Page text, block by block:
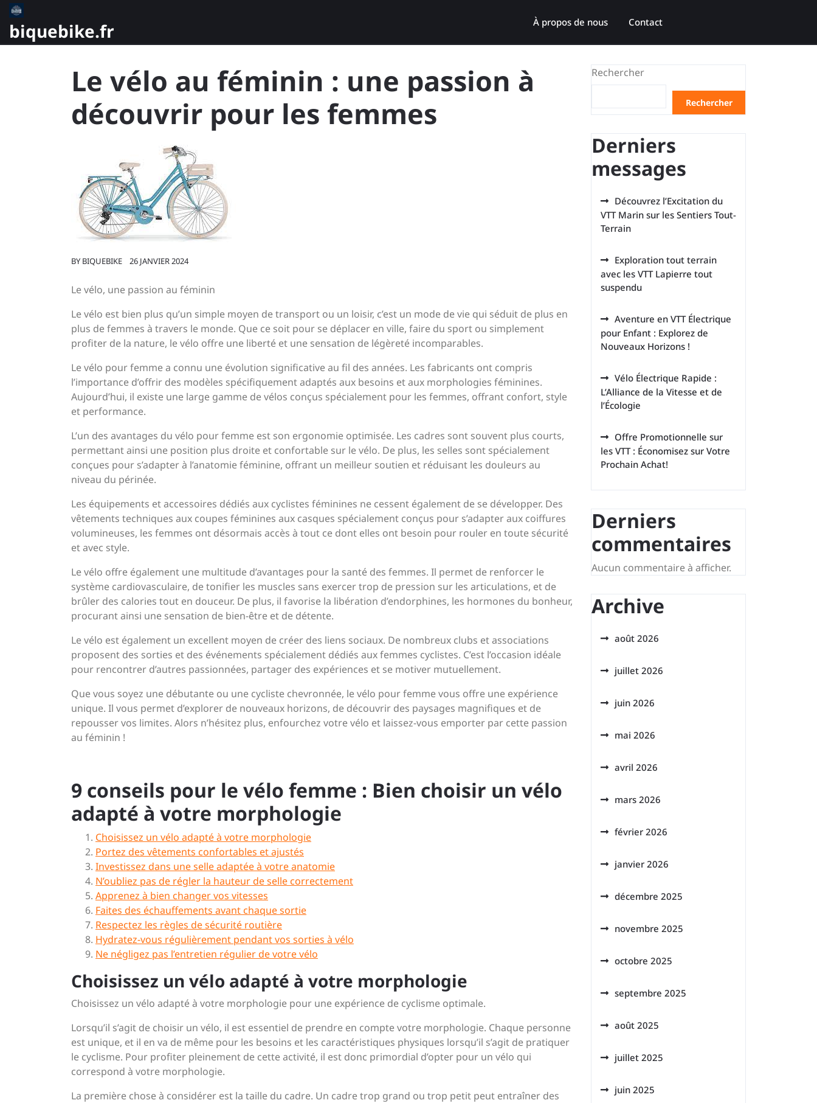
Skip
content
biquebike.fr À propos de nous Contact
Le vélo au féminin : une passion à
découvrir pour les femmes
BY BIQUEBIKE 26 JANVIER 2024
Le vélo, une passion au féminin
Le vélo est bien plus qu’un simple moyen de transport ou un loisir, c’est un mode de vie qui séduit de plus en
plus de femmes à travers le monde. Que ce soit pour se déplacer en ville, faire du sport ou simplement
profiter de la nature, le vélo offre une liberté et une sensation de légèreté incomparables.
Le vélo pour femme a connu une évolution significative au fil des années. Les fabricants ont compris
l’importance d’offrir des modèles spécifiquement adaptés aux besoins et aux morphologies féminines.
Aujourd’hui, il existe une large gamme de vélos conçus spécialement pour les femmes, offrant confort, style
et performance.
L’un des avantages du vélo pour femme est son ergonomie optimisée. Les cadres sont souvent plus courts,
permettant ainsi une position plus droite et confortable sur le vélo. De plus, les selles sont spécialement
conçues pour s’adapter à l’anatomie féminine, offrant un meilleur soutien et réduisant les douleurs au
niveau du périnée.
Les équipements et accessoires dédiés aux cyclistes féminines ne cessent également de se développer. Des
vêtements techniques aux coupes féminines aux casques spécialement conçus pour s’adapter aux coiffures
volumineuses, les femmes ont désormais accès à tout ce dont elles ont besoin pour rouler en toute sécurité
et avec style.
Le vélo offre également une multitude d’avantages pour la santé des femmes. Il permet de renforcer le
système cardiovasculaire, de tonifier les muscles sans exercer trop de pression sur les articulations, et de
brûler des calories tout en douceur. De plus, il favorise la libération d’endorphines, les hormones du bonheur,
procurant ainsi une sensation de bien-être et de détente.
Le vélo est également un excellent moyen de créer des liens sociaux. De nombreux clubs et associations
proposent des sorties et des événements spécialement dédiés aux femmes cyclistes. C’est l’occasion idéale
pour rencontrer d’autres passionnées, partager des expériences et se motiver mutuellement.
Que vous soyez une débutante ou une cycliste chevronnée, le vélo pour femme vous offre une expérience
unique. Il vous permet d’explorer de nouveaux horizons, de découvrir des paysages magnifiques et de
repousser vos limites. Alors n’hésitez plus, enfourchez votre vélo et laissez-vous emporter par cette passion
au féminin !
9 conseils pour le vélo femme : Bien choisir un vélo
adapté à votre morphologie
Choisissez un vélo adapté à votre morphologie
Portez des vêtements confortables et ajustés
Investissez dans une selle adaptée à votre anatomie
N’oubliez pas de régler la hauteur de selle correctement
Apprenez à bien changer vos vitesses
Faites des échauffements avant chaque sortie
Respectez les règles de sécurité routière
Hydratez-vous régulièrement pendant vos sorties à vélo
Ne négligez pas l’entretien régulier de votre vélo
Choisissez un vélo adapté à votre morphologie
Choisissez un vélo adapté à votre morphologie pour une expérience de cyclisme optimale.
Lorsqu’il s’agit de choisir un vélo, il est essentiel de prendre en compte votre morphologie. Chaque personne
est unique, et il en va de même pour les besoins et les caractéristiques physiques lorsqu’il s’agit de pratiquer
le cyclisme. Pour profiter pleinement de cette activité, il est donc primordial d’opter pour un vélo qui
correspond à votre morphologie.
La première chose à considérer est la taille du cadre. Un cadre trop grand ou trop petit peut entraîner des
Rechercher
Rechercher
Derniers
messages
Découvrez l’Excitation du
VTT Marin sur les Sentiers Tout-
Terrain
Exploration tout terrain
avec les VTT Lapierre tout
suspendu
Aventure en VTT Électrique
pour Enfant : Explorez de
Nouveaux Horizons !
Vélo Électrique Rapide :
L’Alliance de la Vitesse et de
l’Écologie
Offre Promotionnelle sur
les VTT : Économisez sur Votre
Prochain Achat!
Derniers
commentaires
Aucun commentaire à afficher.
Archive
août 2026
juillet 2026
juin 2026
mai 2026
avril 2026
mars 2026
février 2026
janvier 2026
décembre 2025
novembre 2025
octobre 2025
septembre 2025
août 2025
juillet 2025
juin 2025